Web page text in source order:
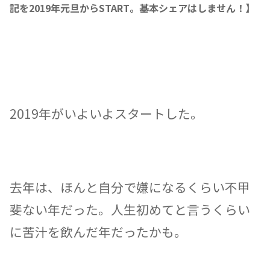
記を2019年元旦からSTART。基本シェアはしません！】
2019年がいよいよスタートした。
去年は、ほんと自分で嫌になるくらい不甲
斐ない年だった。人生初めてと言うくらい
に苦汁を飲んだ年だったかも。